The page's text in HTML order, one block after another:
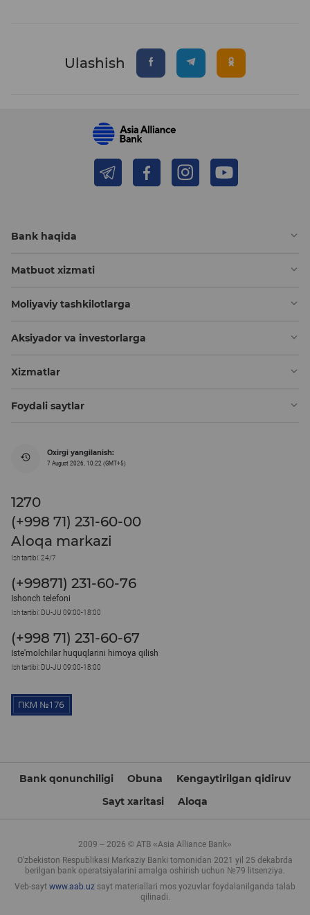
Ulashish
Bank haqida
Matbuot xizmati
Moliyaviy tashkilotlarga
Aksiyador va investorlarga
Xizmatlar
Foydali saytlar
Oxirgi yangilanish:
7 August 2026, 10:22 (GMT+5)
1270
(+998 71) 231-60-00
Aloqa markazi
Ish tartibi: 24/7
(+99871) 231-60-76
Ishonch telefoni
Ish tartibi: DU-JU 09:00-18:00
(+998 71) 231-60-67
Iste'molchilar huquqlarini himoya qilish
Ish tartibi: DU-JU 09:00-18:00
Bank qonunchiligi Obuna
Kengaytirilgan qidiruv
Sayt xaritasi
Aloqa
2009 – 2026 © ATB «Asia Alliance Bank»
O'zbekiston Respublikasi Markaziy Banki tomonidan 2021 yil 25 dekabrda
berilgan bank operatsiyalarini amalga oshirish uchun №79 litsenziya.
Veb-sayt www.aab.uz sayt materiallari mos yozuvlar foydalanilganda talab
qilinadi.